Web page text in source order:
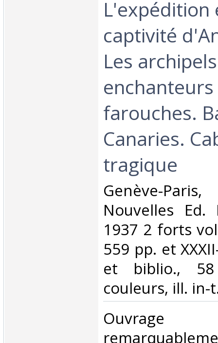
L'expédition
captivité
Les archipels
farouches.
Canaries.
tragique‎
‎Genève-
Nouvelles Ed.
1937 2 forts
559 pp. et
et biblio.,
couleurs, ill. in-